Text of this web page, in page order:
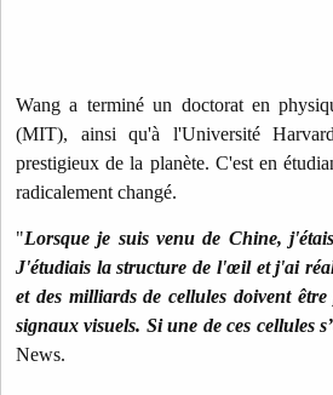
Wang a terminé un doctorat en
(MIT), ainsi qu'à l'Université
prestigieux de la planète. C'est en
radicalement changé.
"Lorsque je suis venu de Chine,
J'étudiais la structure de l'œil et j'ai
et des milliards de cellules doivent
signaux visuels. Si une de ces cellules
News.